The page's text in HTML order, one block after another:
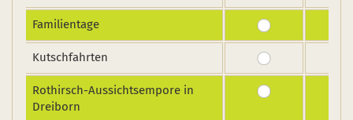
Familientage
Kutschfahrten
Rothirsch-Aussichtsempore in
Dreiborn